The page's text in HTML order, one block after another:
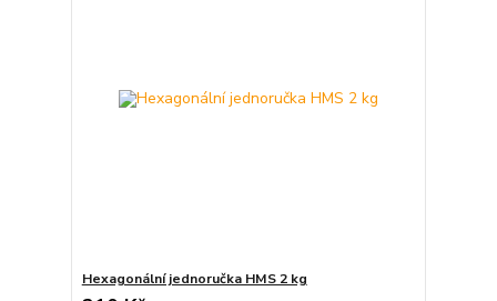
Hexagonální jednoručka HMS 2 kg